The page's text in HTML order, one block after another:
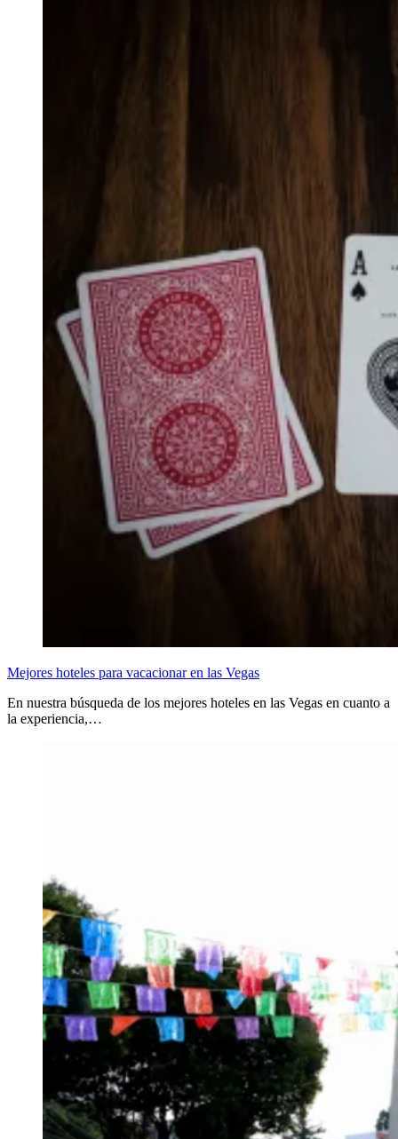
Mejores hoteles para vacacionar en las Vegas
En nuestra búsqueda de los mejores hoteles en las Vegas en cuanto a
la experiencia,…